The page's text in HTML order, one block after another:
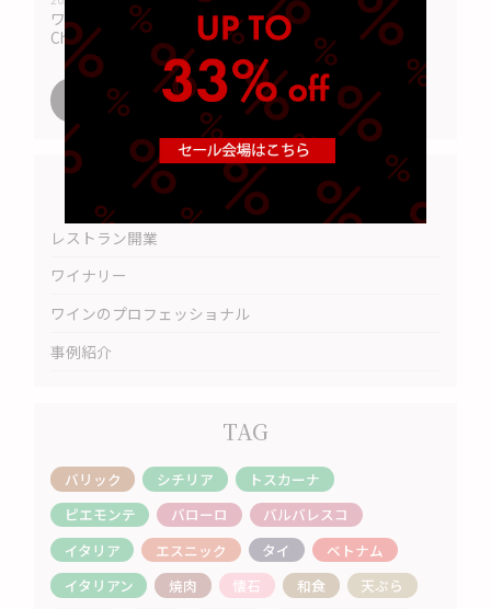
ワイナリー訪問【海外編】シャトー・アンジェリュス
Château Angelus
記事一覧へ
Category
レストラン開業
ワイナリー
ワインのプロフェッショナル
事例紹介
TAG
バリック シチリア
トスカーナ
ピエモンテ
バローロ
バルバレスコ
イタリア
エスニック タイ
ベトナム
イタリアン
焼肉 懐石 和食
天ぷら